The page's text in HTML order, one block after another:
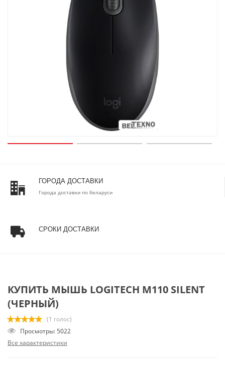
ГОРОДА ДОСТАВКИ
Города доставки по беларуси
СРОКИ ДОСТАВКИ
КУПИТЬ МЫШЬ LOGITECH M110 SILENT
(ЧЕРНЫЙ)
(1 голос)
Просмотры: 5022
Все характеристики